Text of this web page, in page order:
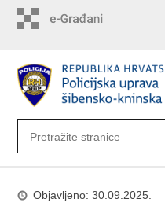
Objavljeno: 30.09.2025.